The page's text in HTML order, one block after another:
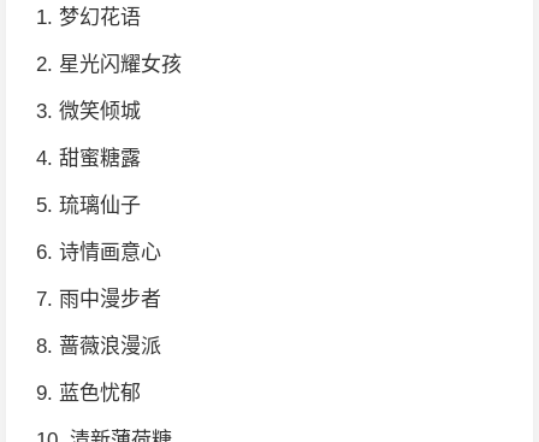
1. 梦幻花语
2. 星光闪耀女孩
3. 微笑倾城
4. 甜蜜糖露
5. 琉璃仙子
6. 诗情画意心
7. 雨中漫步者
8. 蔷薇浪漫派
9. 蓝色忧郁